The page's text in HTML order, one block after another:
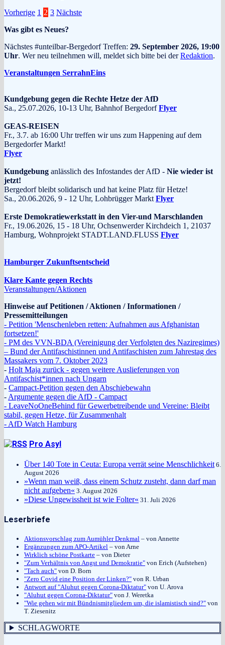
Seitennummerierung
der
Beiträge
Vorherige 1 2 3 Nächste
Was gibt es Neues?
Nächstes #unteilbar-Bergedorf Treffen: 29. September 2026, 19:00
Uhr. Wer neu teilnehmen will, meldet sich bitte bei derRedaktion.
Veranstaltungen SerrahnEins
Kundgebung gegen die Rechte Hetze der AfD
Sa., 25.07.2026, 10-13 Uhr, Bahnhof BergedorfFlyer
GEAS-REISEN
Fr., 3.7. ab 16:00 Uhr treffen wir uns zum Happening auf dem
Bergedorfer Markt!
Flyer
Kundgebung anlässlich des Infostandes der AfD - Nie wieder ist
jetzt!
Bergedorf bleibt solidarisch und hat keine Platz für Hetze!
Sa., 20.06.2026, 9 - 12 Uhr, Lohbrügger Markt Flyer
Erste Demokratiewerkstatt in den Vier-und Marschlanden
Fr., 19.06.2026, 15 - 18 Uhr, Ochsenwerder Kirchdeich 1, 21037
Hamburg, Wohnprojekt STADT.LAND.FLUSS Flyer
Hamburger Zukunftsentscheid
Klare Kante gegen Rechts
Veranstaltungen/Aktionen
Hinweise auf Petitionen / Aktionen / Informationen /
Pressemitteilungen
- Petition 'Menschenleben retten: Aufnahmen aus Afghanistan
fortsetzen!'
- PM des VVN-BDA (Vereinigung der Verfolgten des Naziregimes)
– Bund der Antifaschistinnen und Antifaschisten zum Jahrestag des
Massakers vom 7. Oktober 2023
- Holt Maja zurück - gegen weitere Auslieferungen von
Antifaschist*innen nach Ungarn
- Campact-Petition gegen den Abschiebewahn
- Argumente gegen die AfD - Campact
- LeaveNoOneBehind für Gewerbetreibende und Vereine: Bleibt
stabil, gegen Hetze, für Zusammenhalt
- AfD Watch Hamburg
Pro Asyl
Über 140 Tote in Ceuta: Europa verrät seine Menschlichkeit 6.
August 2026
»Wenn man weiß, dass einem Schutz zusteht, dann darf man
nicht aufgeben« 3. August 2026
»Diese Ungewissheit ist wie Folter« 31. Juli 2026
Leserbriefe
Aktionsvorschlag zum Aumühler Denkmal – von Annette
Ergänzungen zum APO-Artikel – von Arne
Wirklich schöne Postkarte – von Dieter
"Zum Verhältnis von Angst und Demokratie" von Erich (Aufstehen)
"Tach auch" von D. Born
"Zero Covid eine Position der Linken?" von R. Urban
Antwort auf "Aluhut gegen Corona-Diktatur" von U. Arova
"Aluhut gegen Corona-Diktatur" von J. Weretka
"Wie gehen wir mit Bündnismitgliedern um, die islamistisch sind?" von
T. Ziesenitz
SCHLAGWORTE